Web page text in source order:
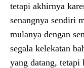
tetapi akhirnya
senangnya sendiri
mulanya dengan
segala kelekatan
yang datang, tetapi